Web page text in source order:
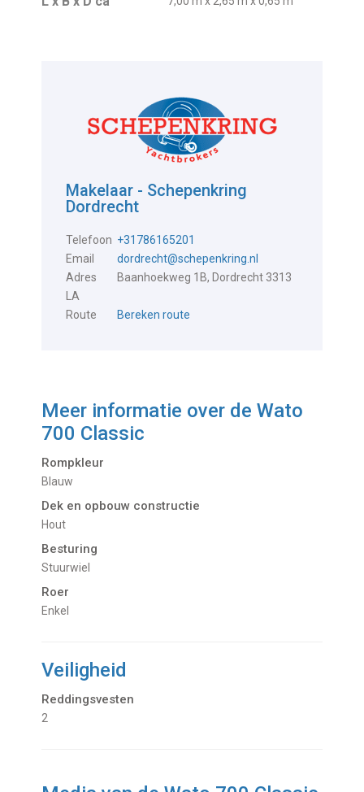
Makelaar - Schepenkring
Dordrecht
Telefoon +31786165201
Email
dordrecht@schepenkring.nl
Adres
Baanhoekweg 1B, Dordrecht 3313
LA
Route
Bereken route
Meer informatie over deWato
700 Classic
Rompkleur
Blauw
Dek en opbouw constructie
Hout
Besturing
Stuurwiel
Roer
Enkel
Veiligheid
Reddingsvesten
2